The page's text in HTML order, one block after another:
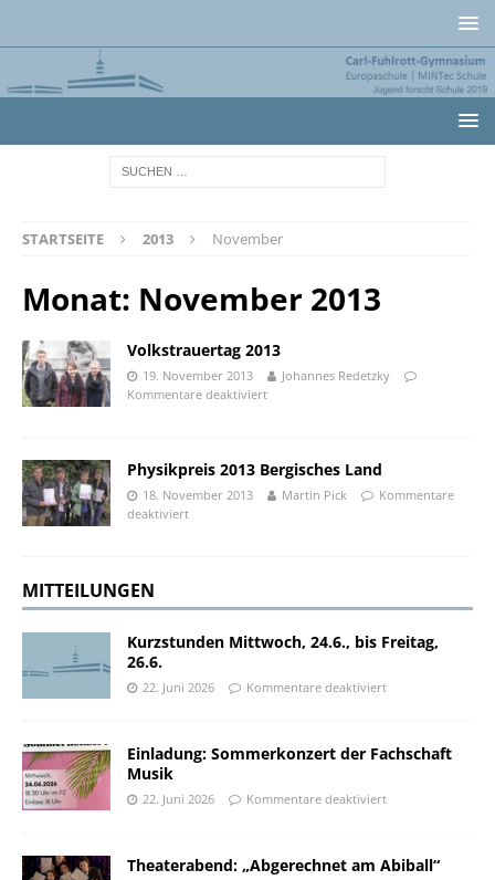
STARTSEITE 2013 November
Monat: November 2013
Volkstrauertag 2013
19. November 2013
Johannes Redetzky
Kommentare deaktiviert
Physikpreis 2013 Bergisches Land
18. November 2013 Martin Pick
Kommentare
deaktiviert
MITTEILUNGEN
Kurzstunden Mittwoch, 24.6., bis Freitag,
26.6.
22. Juni 2026 Kommentare deaktiviert
Einladung: Sommerkonzert der Fachschaft
Musik
22. Juni 2026 Kommentare deaktiviert
Theaterabend: „Abgerechnet am Abiball“